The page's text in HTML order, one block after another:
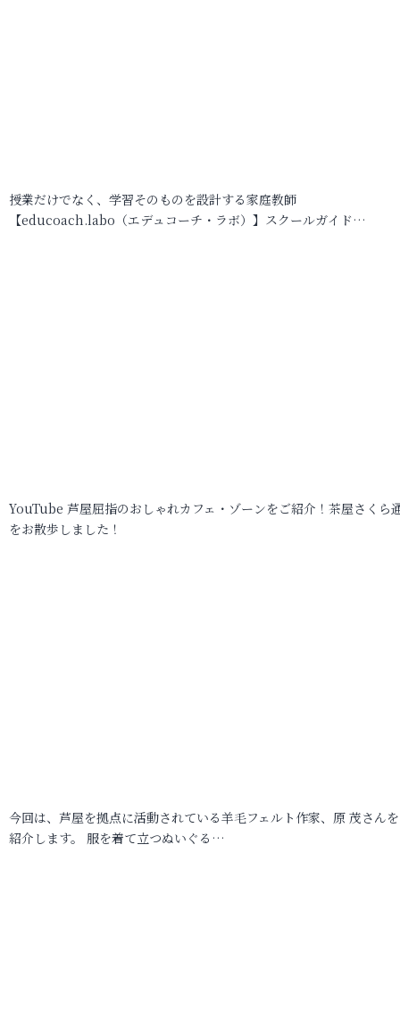
授業だけでなく、学習そのものを設計する家庭教師
【educoach.labo（エデュコーチ・ラボ）】スクールガイド…
YouTube 芦屋屈指のおしゃれカフェ・ゾーンをご紹介！茶屋さくら
をお散歩しました！
今回は、芦屋を拠点に活動されている羊毛フェルト作家、原 茂さん
紹介します。 服を着て立つぬいぐる…